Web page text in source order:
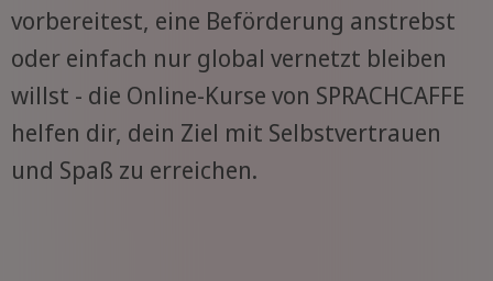
vorbereitest, eine Beförderung anstrebst
oder einfach nur global vernetzt bleiben
willst - die Online-Kurse von SPRACHCAFFE
helfen dir, dein Ziel mit Selbstvertrauen
und Spaß zu erreichen.